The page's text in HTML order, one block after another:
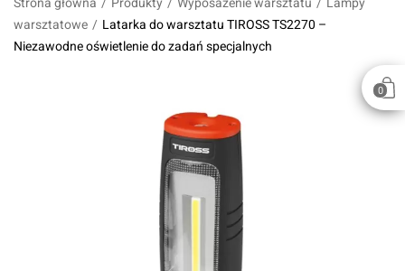
0
Strona główna / Produkty / Wyposażenie warsztatu / Lampy
warsztatowe / Latarka do warsztatu TIROSS TS2270 –
Niezawodne oświetlenie do zadań specjalnych